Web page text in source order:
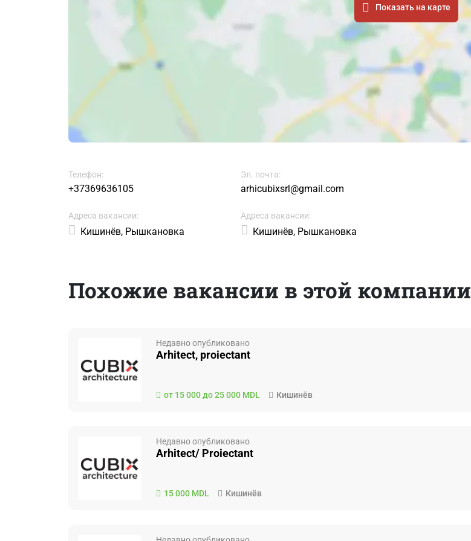
Показать на карте
Телефон:
+37369636105
Эл. почта:
arhicubixsrl@gmail.com
Адреса вакансии:
Кишинёв, Рышкановка
Адреса вакансии:
Кишинёв, Рышкановка
Похожие вакансии в этой компании
Недавно опубликовано
Arhitect, proiectant
от 15 000 до 25 000 MDL Кишинёв
Недавно опубликовано
Arhitect/ Proiectant
15 000 MDL Кишинёв